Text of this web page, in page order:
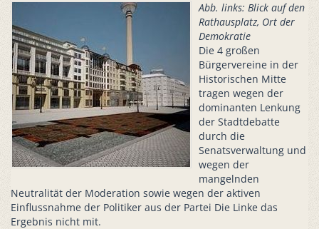
Abb. links: Blick auf den
Rathausplatz, Ort der
Demokratie
Die 4 großen
Bürgervereine in der
Historischen Mitte
tragen wegen der
dominanten Lenkung
der Stadtdebatte
durch die
Senatsverwaltung und
wegen der
mangelnden
Neutralität der Moderation sowie wegen der aktiven
Einflussnahme der Politiker aus der Partei Die Linke das
Ergebnis nicht mit.